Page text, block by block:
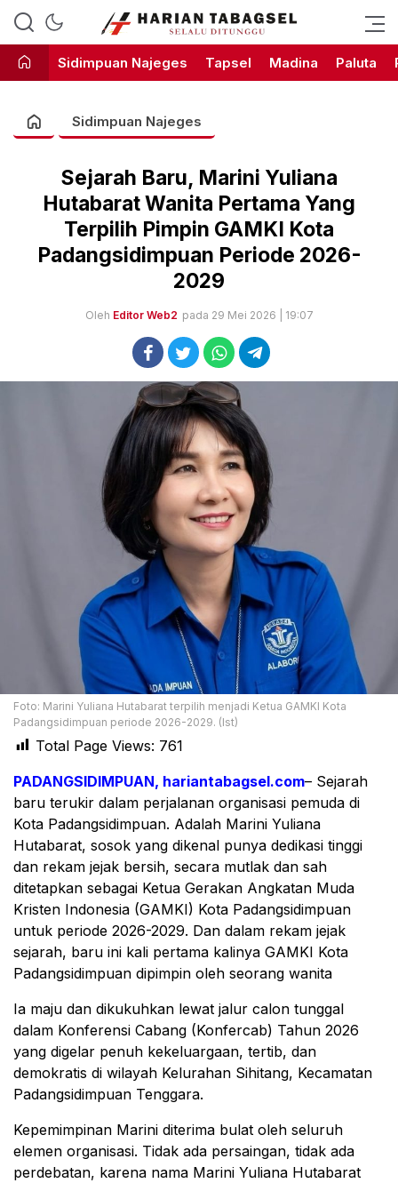
Harian Tabagsel
Harian Tabagsel Official Website
Sidimpuan Najeges
Tapsel Madina Paluta
Sidimpuan Najeges
Sejarah Baru, Marini Yuliana
Hutabarat Wanita Pertama Yang
Terpilih Pimpin GAMKI Kota
Padangsidimpuan Periode 2026-
2029
Oleh Editor Web2 pada 29 Mei 2026 | 19:07
Foto: Marini Yuliana Hutabarat terpilih menjadi Ketua GAMKI Kota
Padangsidimpuan periode 2026-2029. (Ist)
Total Page Views: 761
PADANGSIDIMPUAN, hariantabagsel.com– Sejarah
baru terukir dalam perjalanan organisasi pemuda di
Kota Padangsidimpuan. Adalah Marini Yuliana
Hutabarat, sosok yang dikenal punya dedikasi tinggi
dan rekam jejak bersih, secara mutlak dan sah
ditetapkan sebagai Ketua Gerakan Angkatan Muda
Kristen Indonesia (GAMKI) Kota Padangsidimpuan
untuk periode 2026-2029. Dan dalam rekam jejak
sejarah, baru ini kali pertama kalinya GAMKI Kota
Padangsidimpuan dipimpin oleh seorang wanita
Ia maju dan dikukuhkan lewat jalur calon tunggal
dalam Konferensi Cabang (Konfercab) Tahun 2026
yang digelar penuh kekeluargaan, tertib, dan
demokratis di wilayah Kelurahan Sihitang, Kecamatan
Padangsidimpuan Tenggara.
Kepemimpinan Marini diterima bulat oleh seluruh
elemen organisasi. Tidak ada persaingan, tidak ada
perdebatan, karena nama Marini Yuliana Hutabarat